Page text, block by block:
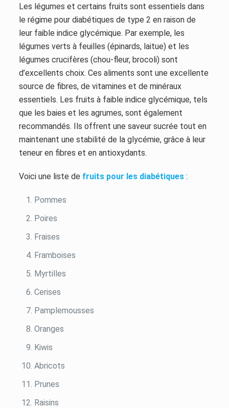
Les légumes et certains fruits sont essentiels dans
le régime pour diabétiques de type 2 en raison de
leur faible indice glycémique. Par exemple, les
légumes verts à feuilles (épinards, laitue) et les
légumes crucifères (chou-fleur, brocoli) sont
d’excellents choix. Ces aliments sont une excellente
source de fibres, de vitamines et de minéraux
essentiels. Les fruits à faible indice glycémique, tels
que les baies et les agrumes, sont également
recommandés. Ils offrent une saveur sucrée tout en
maintenant une stabilité de la glycémie, grâce à leur
teneur en fibres et en antioxydants.
Voici une liste de fruits pour les diabétiques:
Pommes
Poires
Fraises
Framboises
Myrtilles
Cerises
Pamplemousses
Oranges
Kiwis
Abricots
Prunes
Raisins